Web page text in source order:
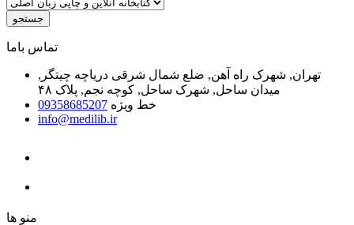
جستجو
ﺗﻤﺎﺱ ﺑﺎﻣﺎ
تهران, شهرک راه آهن, ضلع شمال شرقی دریاچه چیتگر,
میدان ساحل, شهرک ساحل, کوچه نجم, پلاک ۴۸
خط ویژه 09358685207
info@medilib.ir
ﻣﻨﻮ ﻫﺎ